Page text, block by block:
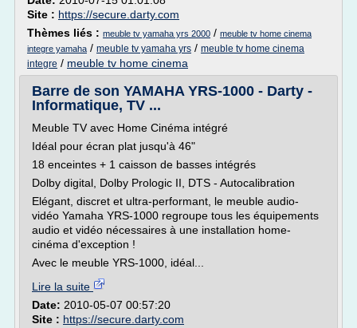
Site : https://secure.darty.com
Thèmes liés : meuble tv yamaha yrs 2000 / meuble tv home cinema
integre yamaha / meuble tv yamaha yrs / meuble tv home cinema
integre / meuble tv home cinema
Barre de son YAMAHA YRS-1000 - Darty -
Informatique, TV ...
Meuble TV avec Home Cinéma intégré
Idéal pour écran plat jusqu'à 46"
18 enceintes + 1 caisson de basses intégrés
Dolby digital, Dolby Prologic II, DTS - Autocalibration
Elégant, discret et ultra-performant, le meuble audio-
vidéo Yamaha YRS-1000 regroupe tous les équipements
audio et vidéo nécessaires à une installation home-
cinéma d'exception !
Avec le meuble YRS-1000, idéal...
Lire la suite
Date: 2010-05-07 00:57:20
Site : https://secure.darty.com